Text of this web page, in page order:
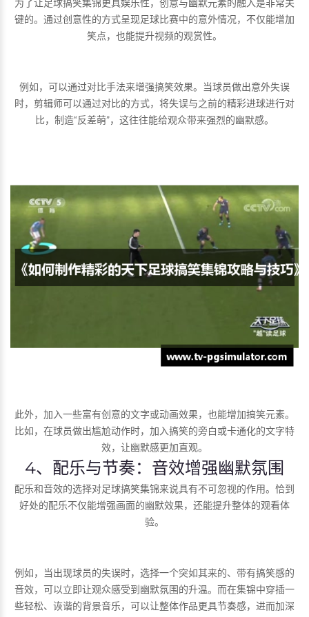
为了让足球搞笑集锦更具娱乐性，创意与幽默元素的融入是非常关
键的。通过创意性的方式呈现足球比赛中的意外情况，不仅能增加
笑点，也能提升视频的观赏性。
例如，可以通过对比手法来增强搞笑效果。当球员做出意外失误
时，剪辑师可以通过对比的方式，将失误与之前的精彩进球进行对
比，制造“反差萌”，这往往能给观众带来强烈的幽默感。
此外，加入一些富有创意的文字或动画效果，也能增加搞笑元素。
比如，在球员做出尴尬动作时，加入搞笑的旁白或卡通化的文字特
效，让幽默感更加直观。
4、配乐与节奏：音效增强幽默氛围
配乐和音效的选择对足球搞笑集锦来说具有不可忽视的作用。恰到
好处的配乐不仅能增强画面的幽默效果，还能提升整体的观看体
验。
例如，当出现球员的失误时，选择一个突如其来的、带有搞笑感的
音效，可以立即让观众感受到幽默氛围的升温。而在集锦中穿插一
些轻松、诙谐的背景音乐，可以让整体作品更具节奏感，进而加深